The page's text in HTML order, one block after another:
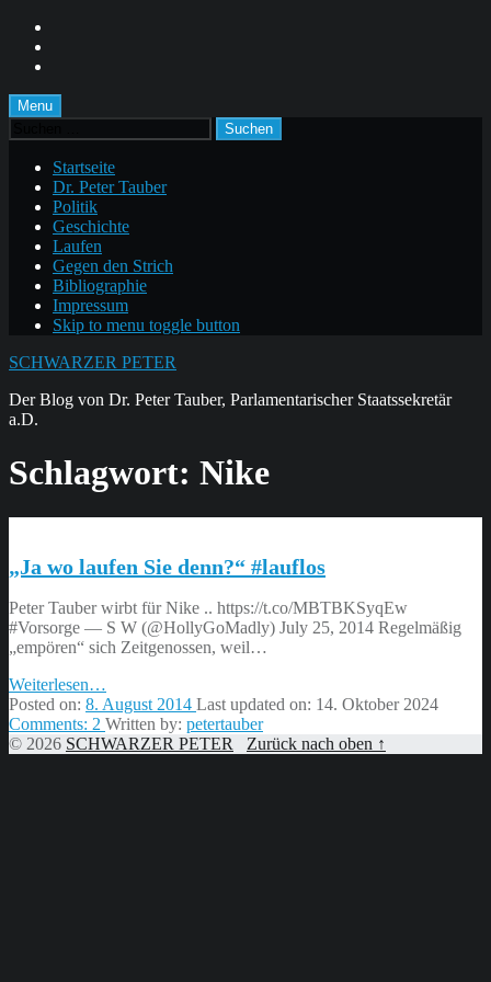
content
footer
Menu
Suchen
nach:
Startseite
Dr. Peter Tauber
Politik
Geschichte
Laufen
Gegen den Strich
Bibliographie
Impressum
Skip to menu toggle button
SCHWARZER PETER
Der Blog von Dr. Peter Tauber, Parlamentarischer Staatssekretär
a.D.
Schlagwort: Nike
„Ja wo laufen Sie denn?“ #lauflos
Peter Tauber wirbt für Nike .. https://t.co/MBTBKSyqEw
#Vorsorge — S W (@HollyGoMadly) July 25, 2014 Regelmäßig
„empören“ sich Zeitgenossen, weil…
Weiterlesen
wo
laufen
Sie
…
Posted on: 8. August 2014 Last updated on: 14. Oktober 2024
Comments: 2 Written by: petertauber
© 2026 SCHWARZER PETER Zurück nach oben ↑